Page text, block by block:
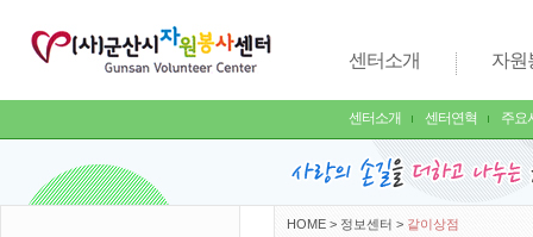
센터소개
센터소개 센터연혁 주요
자원
HOME > 정보센터 > 같이상점